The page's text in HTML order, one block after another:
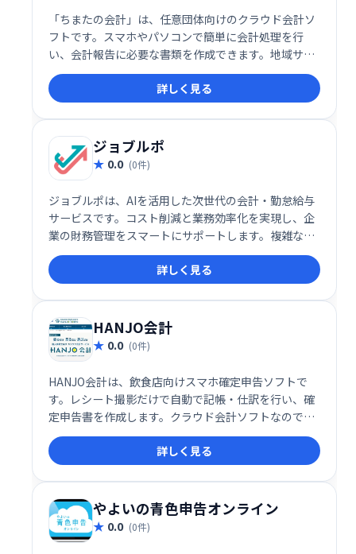
「ちまたの会計」は、任意団体向けのクラウド会計ソ
フトです。スマホやパソコンで簡単に会計処理を行
い、会計報告に必要な書類を作成できます。地域サー
クル、自治会、PTAなど、様々な非営利組織の会計業
務を効率化します。パソコン、スマホ、タブレットに
対応。
詳しく見る
ジョブルポ
0.0 (0件)
ジョブルポは、AIを活用した次世代の会計・勤怠給与
サービスです。コスト削減と業務効率化を実現し、企
業の財務管理をスマートにサポートします。複雑な処
理を自動化することで、時間とコストを大幅に削減
し、生産性向上に貢献します。
詳しく見る
HANJO会計
0.0 (0件)
HANJO会計は、飲食店向けスマホ確定申告ソフトで
す。レシート撮影だけで自動で記帳・仕訳を行い、確
定申告書を作成します。クラウド会計ソフトなので、
いつでもどこでも手軽に会計業務を効率化できます。
面倒な作業を簡略化し、業務の負担を軽減します。
詳しく見る
やよいの青色申告オンライン
0.0 (0件)